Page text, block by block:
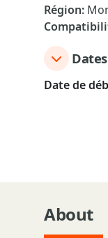
Région:
Dates
Date de
About